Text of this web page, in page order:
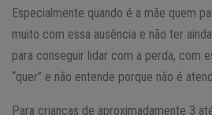
Especialmente quando é a mãe quem
muito com essa ausência e não ter
para conseguir lidar com a perda, com
“quer” e não entende porque não é
Para crianças de aproximadamente 3